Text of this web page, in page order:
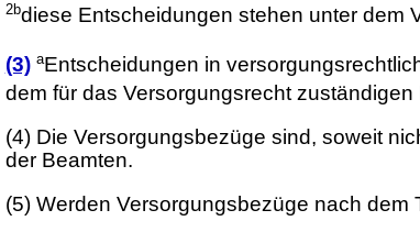
2bdiese Entscheidungen stehen unter dem
(3) aEntscheidungen in
dem für das Versorgungsrecht
(4) Die Versorgungsbezüge sind, soweit
der Beamten.
(5) Werden Versorgungsbezüge nach dem